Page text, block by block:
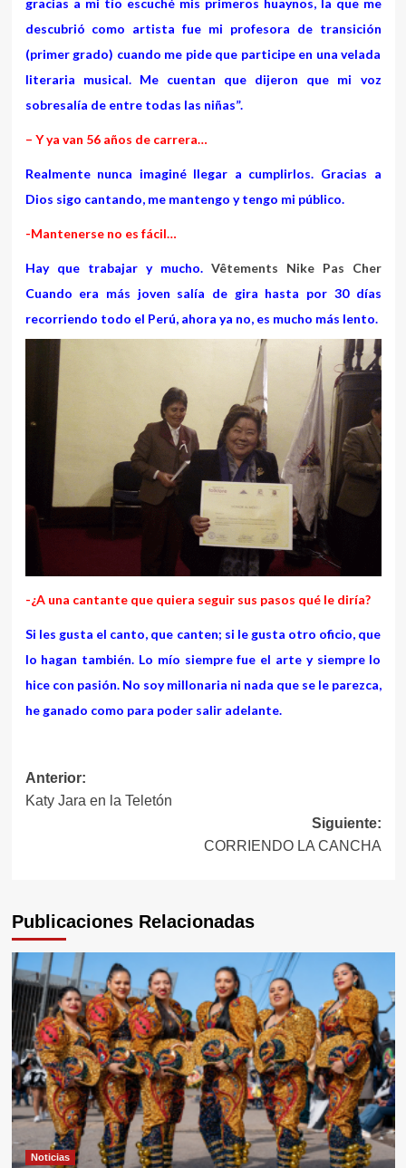
gracias a mi tío escuché mis primeros huaynos, la que me
descubrió como artista fue mi profesora de transición
(primer grado) cuando me pide que participe en una velada
literaria musical. Me cuentan que dijeron que mi voz
sobresalía de entre todas las niñas”.
– Y ya van 56 años de carrera…
Realmente nunca imaginé llegar a cumplirlos. Gracias a
Dios sigo cantando, me mantengo y tengo mi público.
-Mantenerse no es fácil…
Hay que trabajar y mucho. Vêtements Nike Pas Cher
Cuando era más joven salía de gira hasta por 30 días
recorriendo todo el Perú, ahora ya no, es mucho más lento.
-¿A una cantante que quiera seguir sus pasos qué le diría?
Si les gusta el canto, que canten; si le gusta otro oficio, que
lo hagan también. Lo mío siempre fue el arte y siempre lo
hice con pasión. No soy millonaria ni nada que se le parezca,
he ganado como para poder salir adelante.
Navegación
de
Anterior:
Katy Jara en la Teletón
Siguiente:
CORRIENDO LA CANCHA
Publicaciones Relacionadas
Noticias